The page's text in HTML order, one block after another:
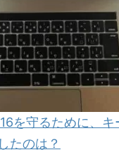
を守るために、キ
たのは？